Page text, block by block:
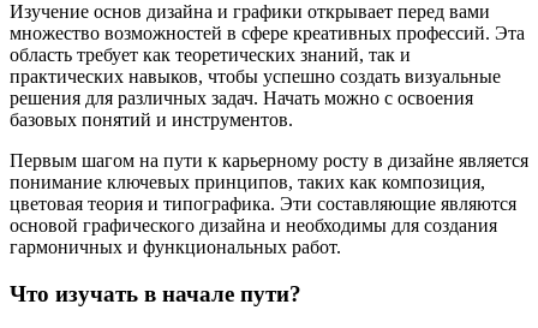
Изучение основ дизайна и графики открывает перед вами
множество возможностей в сфере креативных профессий. Эта
область требует как теоретических знаний, так и
практических навыков, чтобы успешно создать визуальные
решения для различных задач. Начать можно с освоения
базовых понятий и инструментов.
Первым шагом на пути к карьерному росту в дизайне является
понимание ключевых принципов, таких как композиция,
цветовая теория и типографика. Эти составляющие являются
основой графического дизайна и необходимы для создания
гармоничных и функциональных работ.
Что изучать в начале пути?